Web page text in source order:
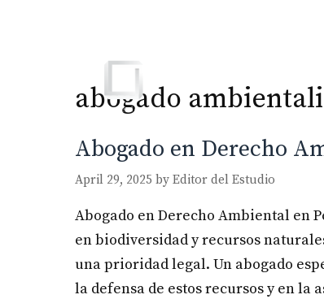
abogado
Abogado en Derecho
April 29, 2025 by Editor del Estudio
Abogado en Derecho Ambiental en
en biodiversidad y recursos
una prioridad legal. Un abogado
la defensa de estos recursos y en la